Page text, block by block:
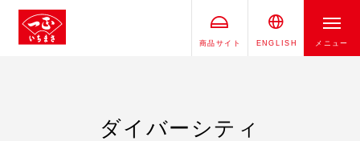
メニュー
商品サイト ENGLISH
ダイバーシティ